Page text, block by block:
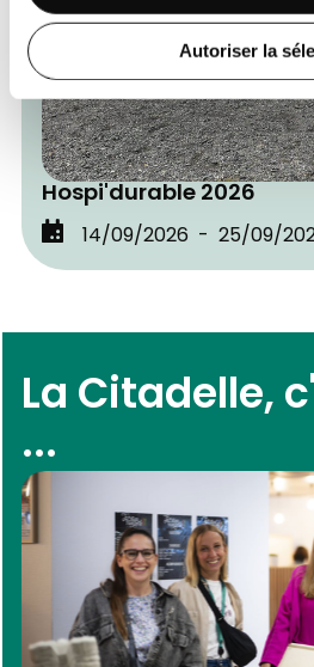
Autoriser la
Hospi'durable 2026
14/09/2026 25/09/
La Citadelle,
...